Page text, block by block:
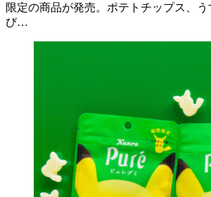
限定の商品が発売。ポテトチップス、う
び…